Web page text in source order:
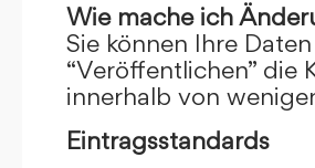
Wie mache ich
Sie können Ihre
“Veröffentlichen” die
innerhalb von
Eintragsstandards